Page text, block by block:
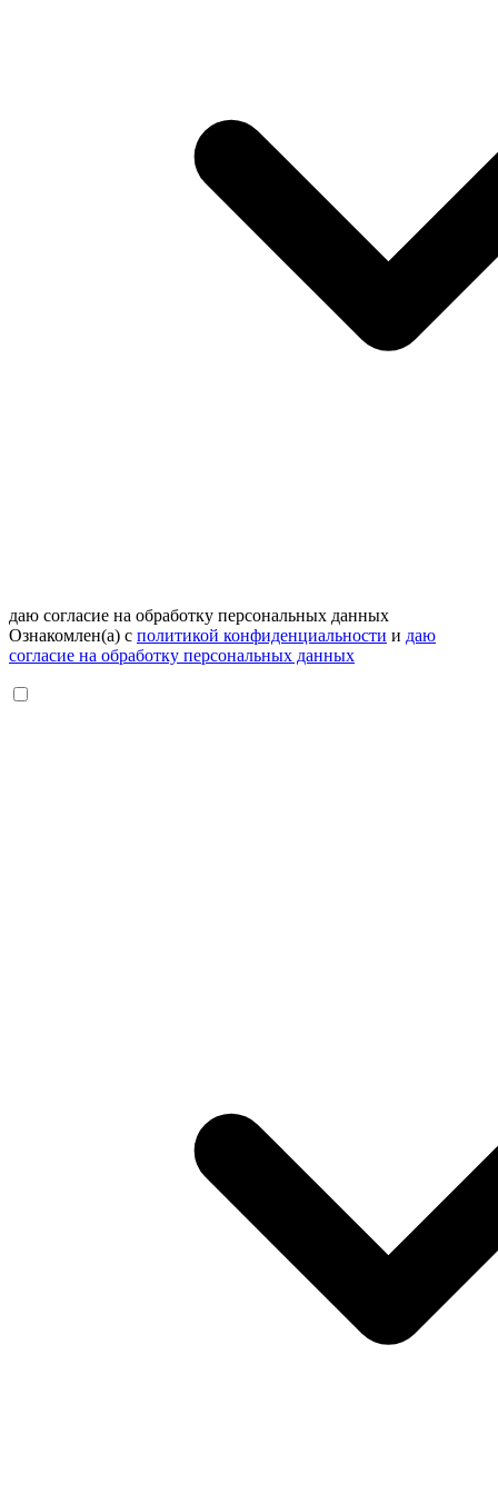
даю согласие на обработку персональных данных
Ознакомлен(а) с политикой конфиденциальности и даю
согласие на обработку персональных данных